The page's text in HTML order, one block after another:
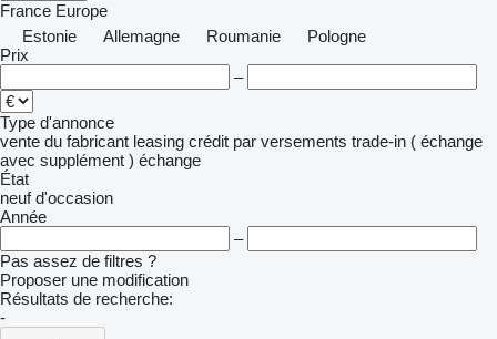
France Europe
Estonie
Allemagne Roumanie
Pologne
Prix
–
Type d'annonce
vente du fabricant leasing crédit par versements trade-in ( échange
avec supplément ) échange
État
neuf d'occasion
Année
–
Pas assez de filtres ?
Proposer une modification
Résultats de recherche:
-